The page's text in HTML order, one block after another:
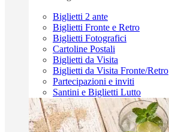
Biglietti 2 ante
Biglietti Fronte e Retro
Biglietti Fotografici
Cartoline Postali
Biglietti da Visita
Biglietti da Visita Fronte/Retro
Partecipazioni e inviti
Santini e Biglietti Lutto